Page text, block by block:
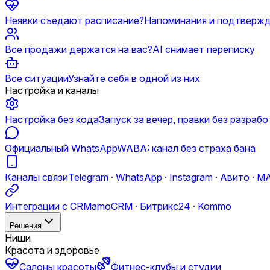
Неявки съедают расписание?Напоминания и
Все продажи держатся на вас?AI снимает переписку
Все ситуацииУзнайте себя в одной из них
Настройка и каналы
Настройка без кодаЗапуск за вечер, правки без
Официальный WhatsAppWABA: канал без страха бана
Каналы связиTelegram · WhatsApp · Instagram · Авито ·
Интеграции с CRMamoCRM · Битрикс24 · Kommo
Решения
Ниши
Красота и здоровье
Салоны красоты
Фитнес-клубы и студии